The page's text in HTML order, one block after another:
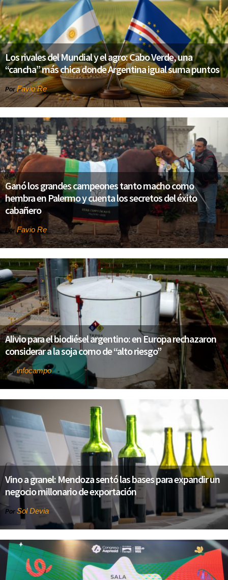
Los rivales del Mundial y el agro: Cabo Verde, una
“cancha” más chica donde Argentina igual suma puntos
PorFavio Re
Ganó los grandes campeones tanto macho como
hembra en Palermo y cuenta los secretos del éxito
cabañero
PorFavio Re
Alivio para el biodiésel argentino: en Europa rechazaron
considerar a la soja como de “alto riesgo”
Porinfocampo
Vino a granel: Mendoza sentó las bases para expandir un
negocio millonario de exportación
Por Sol Devia